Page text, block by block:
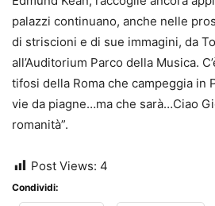
palazzi continuano, anche nelle
di striscioni e di sue immagini, da
all’Auditorium Parco della Musica.
tifosi della Roma che campeggia in
vie da piagne…ma che sarà…Ciao
romanità”.
Post Views: 4
Condividi: